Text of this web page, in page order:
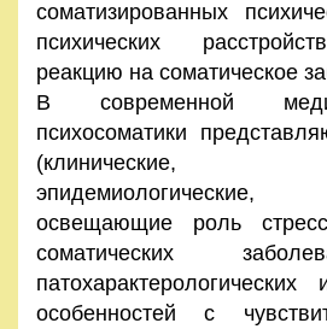
соматизированных
психических
реакцию на соматическое
В современной
психосоматики
(клинические,
эпидемиологические,
освещающие роль
соматических
особенностей с